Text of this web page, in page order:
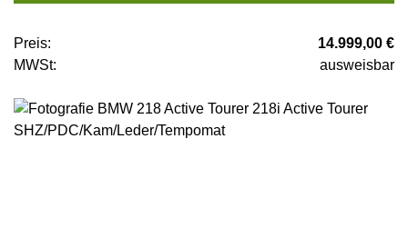
Preis:
14.999,00 €
MWSt:
ausweisbar